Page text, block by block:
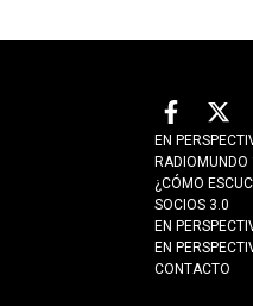
EN
¿CÓMO
SOCIOS 3.0
EN
EN
CONTACTO